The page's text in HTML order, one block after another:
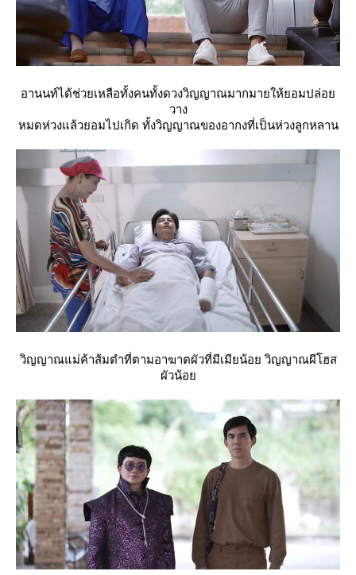
อานนท์ได้ช่วยเหลือทั้งคนทั้งดวงวิญญาณมากมายให้ยอมปล่อ
วาง
หมดห่วงแล้วยอมไปเกิด ทั้งวิญญาณของอากงที่เป็นห่วงลูกหลาน
วิญญาณแม่ค้าส้มตำที่ตามอาฆาตผัวที่มีเมียน้อย วิญญาณผีโฮส
ผัวน้อ